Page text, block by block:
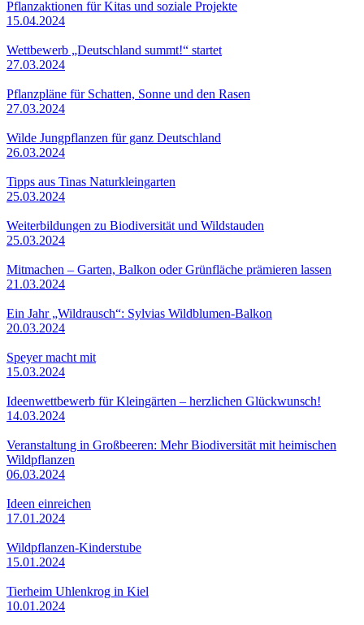
Pflanzaktionen für Kitas und soziale Projekte
15.04.2024
Wettbewerb „Deutschland summt!“ startet
27.03.2024
Pflanzpläne für Schatten, Sonne und den Rasen
27.03.2024
Wilde Jungpflanzen für ganz Deutschland
26.03.2024
Tipps aus Tinas Naturkleingarten
25.03.2024
Weiterbildungen zu Biodiversität und Wildstauden
25.03.2024
Mitmachen – Garten, Balkon oder Grünfläche prämieren lassen
21.03.2024
Ein Jahr „Wildrausch“: Sylvias Wildblumen-Balkon
20.03.2024
Speyer macht mit
15.03.2024
Ideenwettbewerb für Kleingärten – herzlichen Glückwunsch!
14.03.2024
Veranstaltung in Großbeeren: Mehr Biodiversität mit heimischen
Wildpflanzen
06.03.2024
Ideen einreichen
17.01.2024
Wildpflanzen-Kinderstube
15.01.2024
Tierheim Uhlenkrog in Kiel
10.01.2024